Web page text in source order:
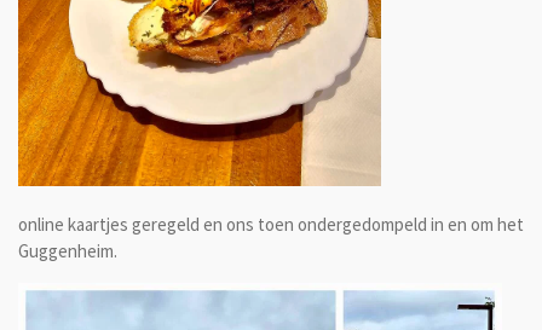
online kaartjes geregeld en ons toen ondergedompeld in en om het
Guggenheim.